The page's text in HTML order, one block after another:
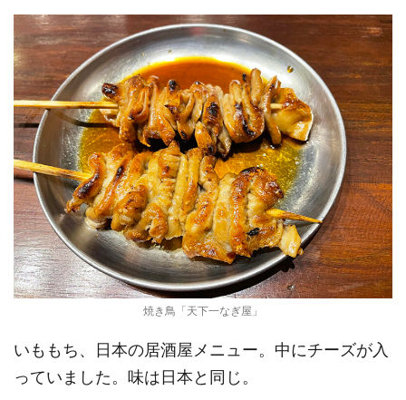
焼き鳥「天下一なぎ屋」
いももち、日本の居酒屋メニュー。中にチーズが入
っていました。味は日本と同じ。